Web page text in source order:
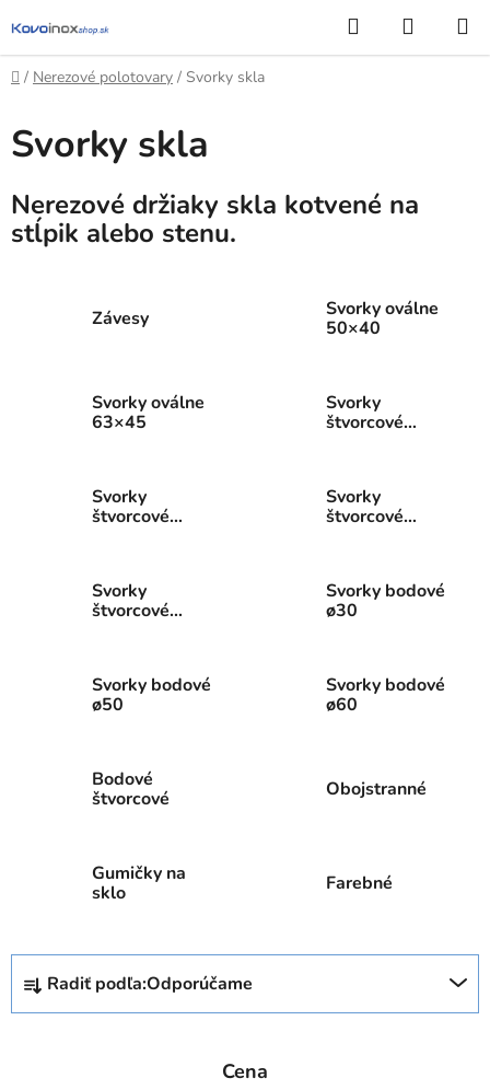
na
obsah
Hľadať
KOŠÍK
Domov
/ Nerezové polotovary / Svorky skla
Svorky skla
Nerezové držiaky skla kotvené na
stĺpik alebo stenu.
Závesy
Svorky oválne
50×40
Svorky oválne
63×45
Svorky
štvorcové
Svorky
štvorcové
Svorky
štvorcové
Svorky
štvorcové
Svorky bodové
ø30
Svorky bodové
ø50
Svorky bodové
ø60
Bodové
štvorcové
Obojstranné
Gumičky na
sklo
Farebné
R
d
Radiť podľa:Odporúčame
Cena